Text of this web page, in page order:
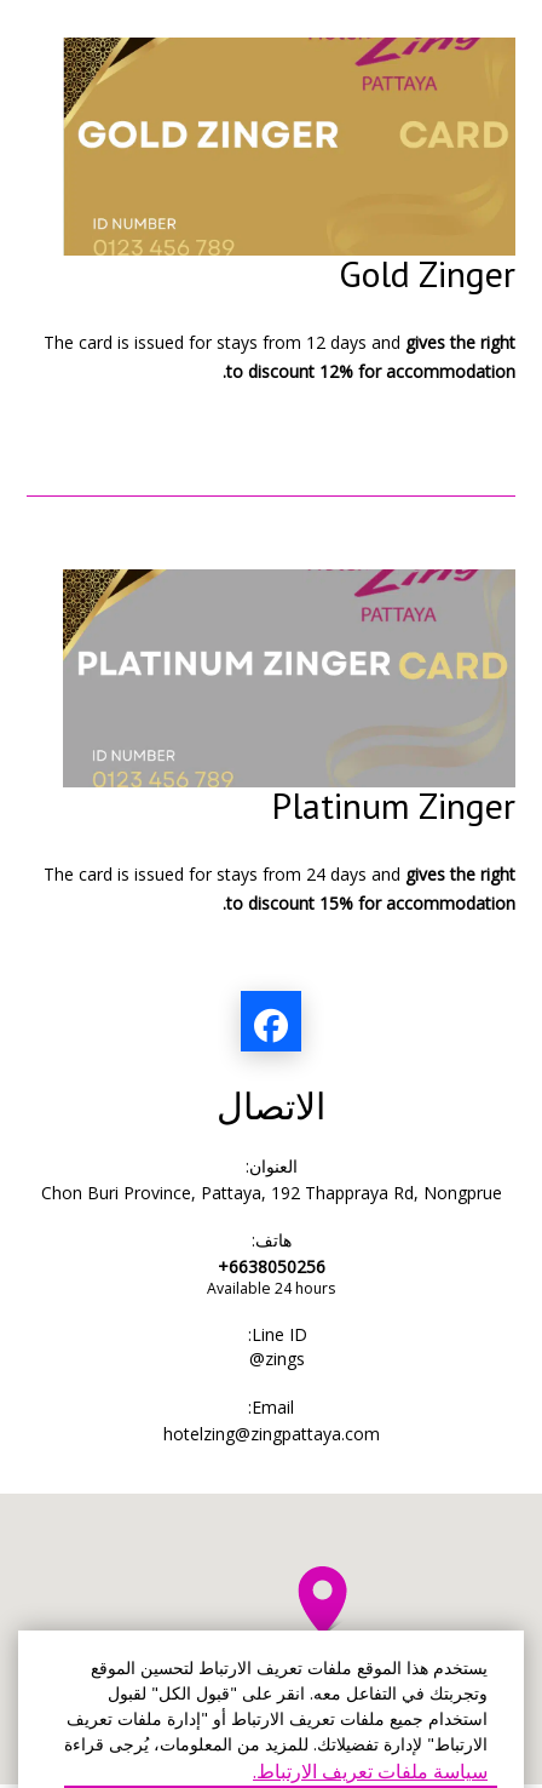
يستخدم هذا الموقع ملفات تعريف الارتباط لتحسين الموقع
وتجربتك في التفاعل معه. انقر على "قبول الكل" لقبول
استخدام جميع ملفات تعريف الارتباط أو "إدارة ملفات تعريف
الارتباط" لإدارة تفضيلاتك. للمزيد من المعلومات، يُرجى قراءة
سياسة ملفات تعريف الارتباط.
Gold Zinger
The card is issued for stays from 12 days and gives the right
to discount 12% for accommodation.
Platinum Zinger
The card is issued for stays from 24 days and gives the right
to discount 15% for accommodation.
الاتصال
العنوان:
Chon Buri Province, Pattaya, 192 Thappraya Rd, Nongprue
هاتف:
+6638050256
Available 24 hours
Line ID:
@zings
Email:
hotelzing@zingpattaya.com